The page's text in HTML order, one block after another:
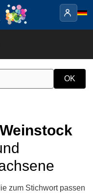
Weinstock
zum Stichwort passen